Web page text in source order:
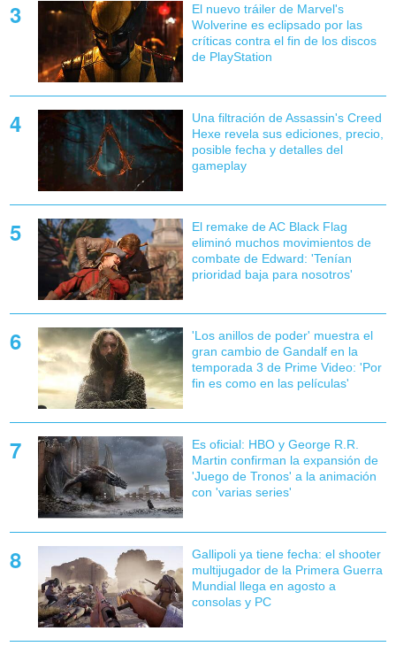
El nuevo tráiler de Marvel's
Wolverine es eclipsado por las
críticas contra el fin de los discos
de PlayStation
Una filtración de Assassin's Creed
Hexe revela sus ediciones, precio,
posible fecha y detalles del
gameplay
El remake de AC Black Flag
eliminó muchos movimientos de
combate de Edward: 'Tenían
prioridad baja para nosotros'
'Los anillos de poder' muestra el
gran cambio de Gandalf en la
temporada 3 de Prime Video: 'Por
fin es como en las películas'
Es oficial: HBO y George R.R.
Martin confirman la expansión de
'Juego de Tronos' a la animación
con 'varias series'
Gallipoli ya tiene fecha: el shooter
multijugador de la Primera Guerra
Mundial llega en agosto a
consolas y PC